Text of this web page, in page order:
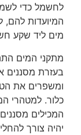
לחשמל כדי
המיועדות להם,
מים ליד שקע
מתקני המים
בעזרת מסננים
ומשפרים את
כלור. למטהרי
המכילים
יהיה צורך